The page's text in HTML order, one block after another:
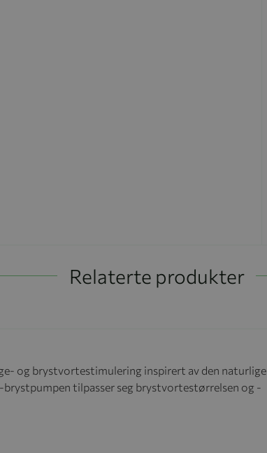
og brystvortestimulering inspirert av den naturlige
tilpasser seg brystvortestørrelsen og -
Relaterte produkter